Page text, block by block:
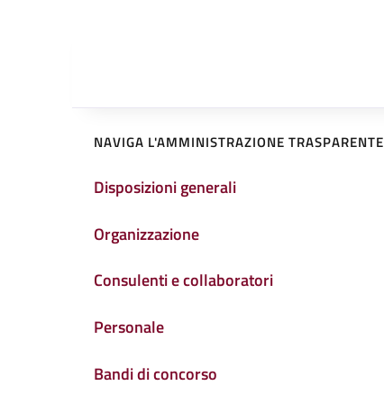
NAVIGA L'AMMINISTRAZIONE TRASPARENTE
Disposizioni generali
Organizzazione
Consulenti e collaboratori
Personale
Bandi di concorso